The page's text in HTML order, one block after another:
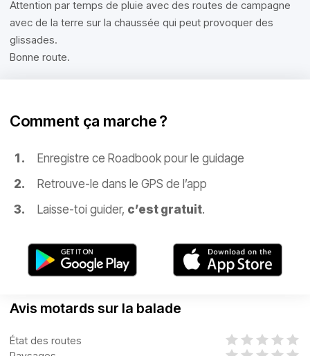
Attention par temps de pluie avec des routes de campagne
avec de la terre sur la chaussée qui peut provoquer des
glissades.
Bonne route.
Comment ça marche ?
Enregistre ce Roadbook pour le guidage
Retrouve-le dans le GPS de l’app
Laisse-toi guider, c’est gratuit.
Avis motards sur la balade
État des routes